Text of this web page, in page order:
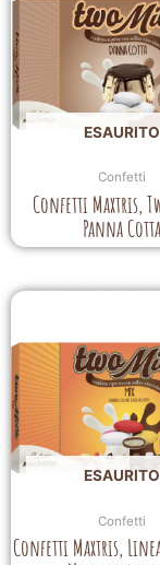
ESAURITO
Confetti
Confetti Maxtris,
Panna Cotta
ESAURITO
Confetti
Confetti Maxtris,